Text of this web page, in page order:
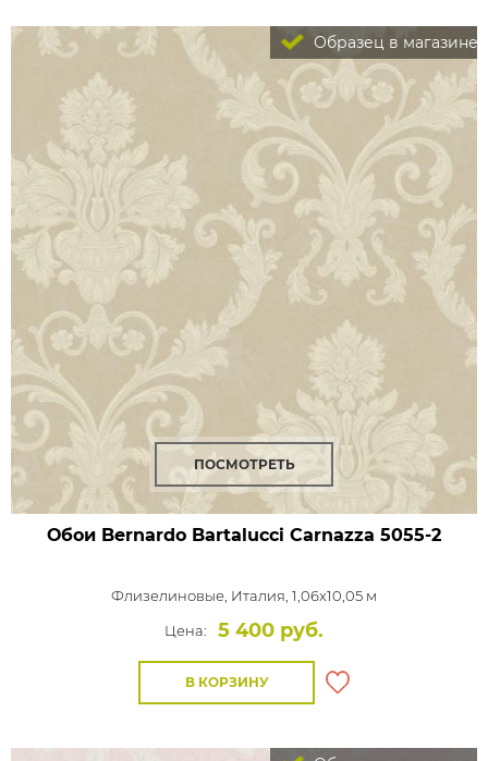
Образец в магазине
ПОСМОТРЕТЬ
Обои Bernardo Bartalucci Carnazza 5055-2
Флизелиновые, Италия, 1,06x10,05 м
Цена:
5 400 руб.
В КОРЗИНУ